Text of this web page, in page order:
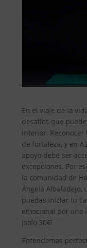
En el viaje de la
desafíos que
interior. Reconocer
de fortaleza, y en
apoyo debe ser
excepciones. Por
la comunidad de
Ángela Albaladejo,
puedas iniciar tu
emocional por una
¡solo 30€!
Entendemos